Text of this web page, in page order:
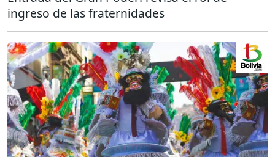
ingreso de las fraternidades